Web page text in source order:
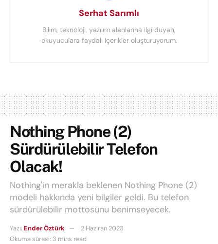
Serhat Sarımlı
Bilim, teknoloji, yazılım alanlarına ilgi duyan,
okuyuculara faydalı içerikler oluşturuyorum.
Nothing Phone (2)
Sürdürülebilir Telefon
Olacak!
Nothing'in merakla beklenen Nothing Phone (2)
modeli hakkında yeni bilgiler geldi. Bu telefon
sürdürülebilir mottosunu benimseyecek.
Yazı: Ender Öztürk
2 Haziran 2023
Okuma süresi: 3 mins read